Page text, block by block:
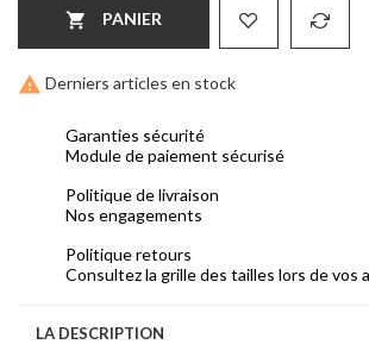
 PANIER
 Derniers articles en stock
Garanties sécurité
Module de paiement sécurisé
Politique de livraison
Nos engagements
Politique retours
Consultez la grille des tailles lors de vos
LA DESCRIPTION